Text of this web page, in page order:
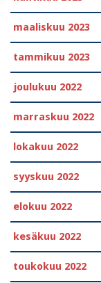
maaliskuu 2023
tammikuu 2023
joulukuu 2022
marraskuu 2022
lokakuu 2022
syyskuu 2022
elokuu 2022
kesäkuu 2022
toukokuu 2022